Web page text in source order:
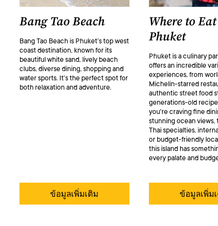
Bang Tao Beach
Bang Tao Beach is Phuket’s top west
coast destination, known for its
beautiful white sand, lively beach
clubs, diverse dining, shopping and
water sports. It’s the perfect spot for
both relaxation and adventure.
ข้อมูลเพิ่มเติม
Where to
Phuket
Phuket is a culinary
offers an incredible
experiences, from
Michelin-starred
authentic street food
generations-old
you're craving fine
stunning ocean views,
Thai specialties,
or budget-friendly
this island has
every palate and
ข้อมูลเพิ่ม